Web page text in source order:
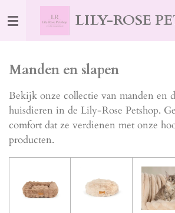
direct
hoofdinhoud
LILY-ROSE
Manden en slapen
Bekijk onze collectie van manden en
huisdieren in de Lily-Rose Petshop.
comfort dat ze verdienen met onze
producten.